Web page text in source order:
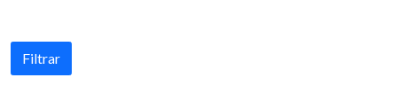
Filtrar